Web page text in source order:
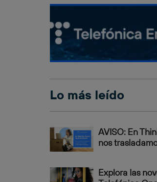
Lo más leído
AVISO: En
nos
Explora las